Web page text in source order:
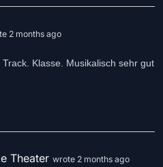
2 months ago
Klasse. Musikalisch sehr gut
Theater wrote 2 months ago